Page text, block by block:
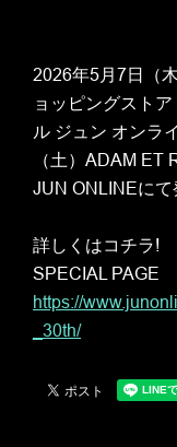
2026年5月7日（
ョッピングスト
ル ジュン オンラ
（土）ADAM ET
JUN ONLINEにて
詳しくはコチラ!
SPECIAL PAGE
https://
_30th/